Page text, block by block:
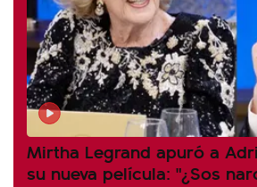
Mirtha Legrand apuró a
su nueva película: "¿Sos